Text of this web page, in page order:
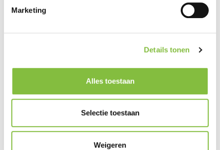
Marketing
Details tonen
Alles toestaan
Selectie toestaan
Weigeren